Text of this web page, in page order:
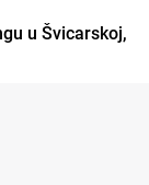
u Švicarskoj,